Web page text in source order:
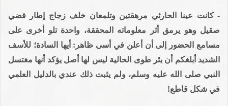
- كانت عينا الحارثي مرهقتين وتلمعان خلف زجاج إطار فضي
صقيل وهو يرمق أثر معلوماته المحققة، واحدة تلو أخرى على
مسامع الحضور إلى أن أعلن في أسى ظاهر: أيها السادة؛ للأسف
الشديد أبلغكم أن بئر طوى الحالية ليس لها أصل يؤكد أنها مغتسل
النبي صلى الله عليه وسلم، ولم يثبت ذلك عندي بالدليل العلمي
في شكل قاطع!